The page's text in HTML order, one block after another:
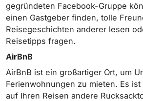
gegründeten Facebook-Gruppe
einen Gastgeber finden, tolle
Reisegeschichten anderer lesen
Reisetipps fragen.
AirBnB
AirBnB ist ein großartiger Ort, um
Ferienwohnungen zu mieten. Es
auf Ihren Reisen andere